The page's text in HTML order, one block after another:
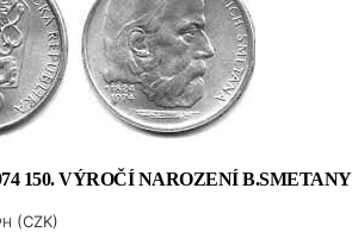
150. VÝROČÍ NAROZENÍ B.SMETANY
(CZK)